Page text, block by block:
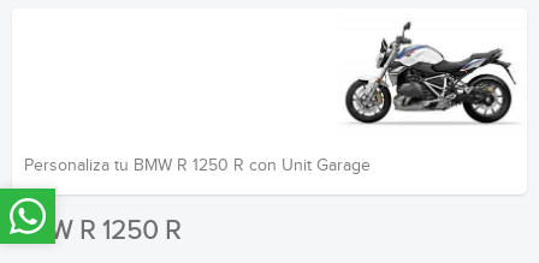
Personaliza tu BMW R 1250 R con Unit Garage
BMW R 1250 R